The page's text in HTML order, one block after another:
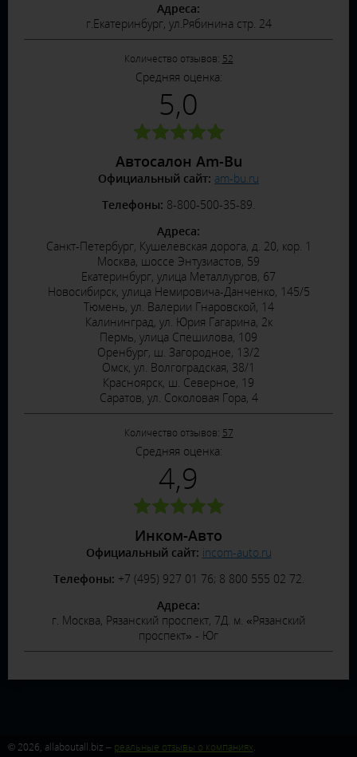
Адреса:
г.Екатеринбург, ул.Рябинина стр. 24
Количество отзывов: 52
Средняя оценка:
5,0
Автосалон Am-Bu
Официальный сайт: am-bu.ru
Телефоны: 8-800-500-35-89.
Адреса:
Санкт-Петербург, Кушелевская дорога, д. 20, кор. 1
Москва, шоссе Энтузиастов, 59
Екатеринбург, улица Металлургов, 67
Новосибирск, улица Немировича-Данченко, 145/5
Тюмень, ул. Валерии Гнаровской, 14
Калининград, ул. Юрия Гагарина, 2к
Пермь, улица Спешилова, 109
Оренбург, ш. Загородное, 13/2
Омск, ул. Волгоградская, 38/1
Красноярск, ш. Северное, 19
Саратов, ул. Соколовая Гора, 4
Количество отзывов: 57
Средняя оценка:
4,9
Инком-Авто
Официальный сайт: incom-auto.ru
Телефоны: +7 (495) 927 01 76; 8 800 555 02 72.
Адреса:
г. Москва, Рязанский проспект, 7Д. м. «Рязанский
проспект» - Юг
© 2026, allaboutall.biz – реальные отзывы о компаниях.